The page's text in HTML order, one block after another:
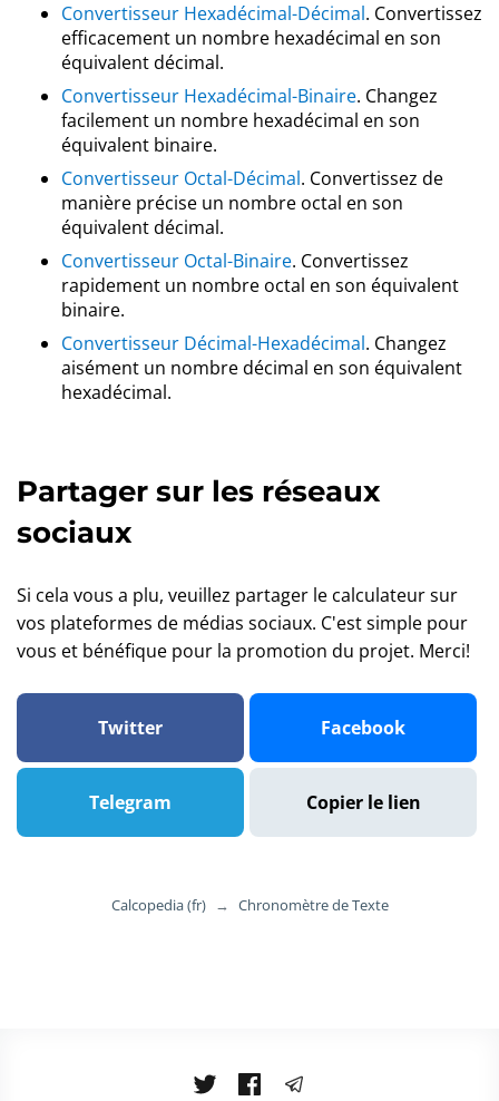
Convertisseur Hexadécimal-Décimal. Convertissez
efficacement un nombre hexadécimal en son
équivalent décimal.
Convertisseur Hexadécimal-Binaire. Changez
facilement un nombre hexadécimal en son
équivalent binaire.
Convertisseur Octal-Décimal. Convertissez de
manière précise un nombre octal en son
équivalent décimal.
Convertisseur Octal-Binaire. Convertissez
rapidement un nombre octal en son équivalent
binaire.
Convertisseur Décimal-Hexadécimal. Changez
aisément un nombre décimal en son équivalent
hexadécimal.
Partager sur les réseaux
sociaux
Si cela vous a plu, veuillez partager le calculateur sur
vos plateformes de médias sociaux. C'est simple pour
vous et bénéfique pour la promotion du projet. Merci!
Twitter Facebook
Telegram Copier le lien
Calcopedia (fr) → Chronomètre de Texte